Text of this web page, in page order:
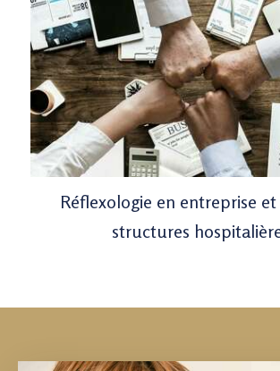
Réflexologie en entreprise et
structures